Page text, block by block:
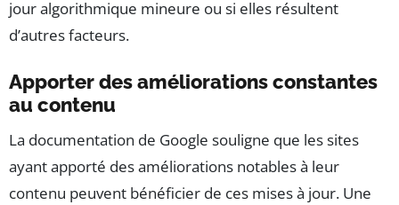
jour algorithmique mineure ou si elles résultent
d’autres facteurs.
Apporter des améliorations constantes
au contenu
La documentation de Google souligne que les sites
ayant apporté des améliorations notables à leur
contenu peuvent bénéficier de ces mises à jour. Une